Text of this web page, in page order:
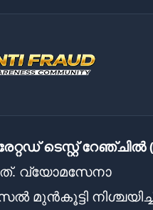
ടെസ്റ്റ്
വ്യോമസേനാ
മുൻകൂട്ടി